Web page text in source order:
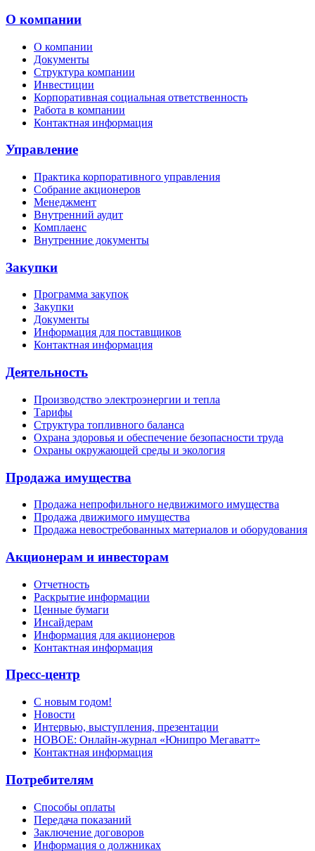
О компании
О компании
Документы
Структура компании
Инвестиции
Корпоративная социальная ответственность
Работа в компании
Контактная информация
Управление
Практика корпоративного управления
Собрание акционеров
Менеджмент
Внутренний аудит
Комплаенс
Внутренние документы
Закупки
Программа закупок
Закупки
Документы
Информация для поставщиков
Контактная информация
Деятельность
Производство электроэнергии и тепла
Тарифы
Структура топливного баланса
Охрана здоровья и обеспечение безопасности труда
Охраны окружающей среды и экология
Продажа имущества
Продажа непрофильного недвижимого имущества
Продажа движимого имущества
Продажа невостребованных материалов и оборудования
Акционерам и инвесторам
Отчетность
Раскрытие информации
Ценные бумаги
Инсайдерам
Информация для акционеров
Контактная информация
Пресс-центр
С новым годом!
Новости
Интервью, выступления, презентации
НОВОЕ: Онлайн-журнал «Юнипро Мегаватт»
Контактная информация
Потребителям
Способы оплаты
Передача показаний
Заключение договоров
Информация о должниках